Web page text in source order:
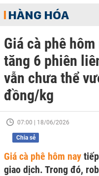
HÀNG HÓA
Giá cà phê
tăng 6 phiên
vẫn chưa thể
đồng/kg
07:00 | 18/06/2026
Chia sẻ
Giá cà phê hôm nay
giao dịch. Trong đó,